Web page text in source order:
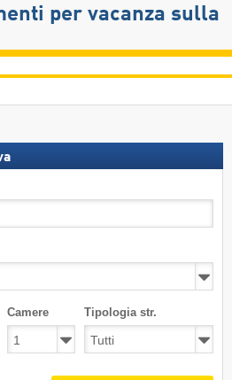
per vacanza sulla
Camere Tipologia str.